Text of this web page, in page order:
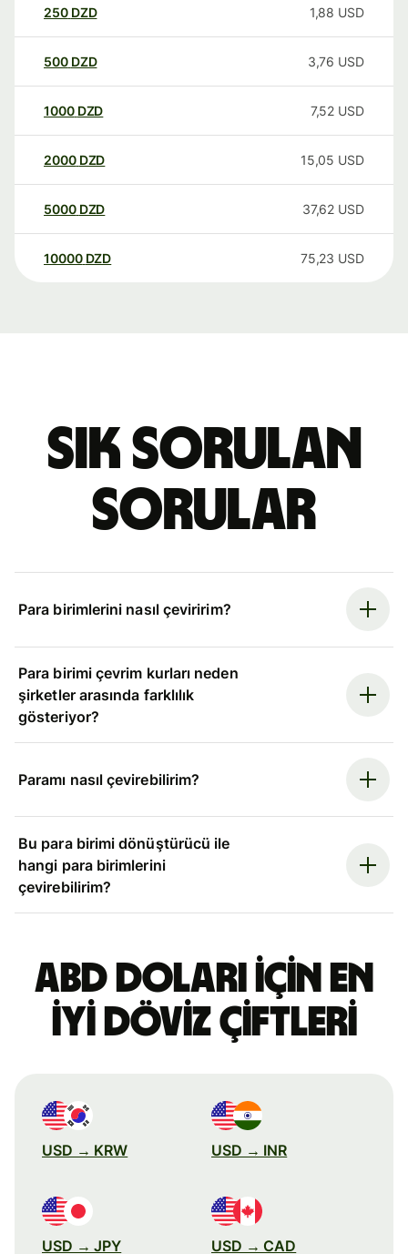
250 DZD 1,88 USD
500 DZD 3,76 USD
1000 DZD 7,52 USD
2000 DZD 15,05 USD
5000 DZD 37,62 USD
10000 DZD 75,23 USD
Sık sorulan
sorular
Para birimlerini nasıl çeviririm?
Para birimi çevrim kurları neden
şirketler arasında farklılık
gösteriyor?
Paramı nasıl çevirebilirim?
Bu para birimi dönüştürücü ile
hangi para birimlerini
çevirebilirim?
ABD doları için en
iyi döviz çiftleri
USD → KRW USD → INR
USD → JPY USD → CAD